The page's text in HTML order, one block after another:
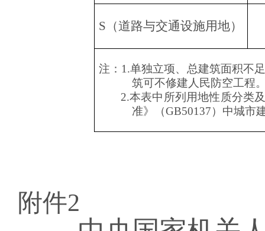
S （道路与交通设施用地）
注： 1.单独立项、总建筑面积不
筑可不修建人民防空工程
2.本表中所列用地性质分类
准》（GB50137）中城市
附件2